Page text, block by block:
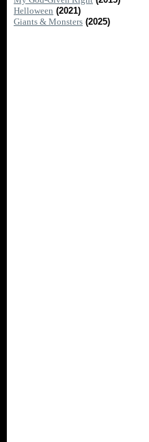
Helloween (2021)
Giants & Monsters (2025)